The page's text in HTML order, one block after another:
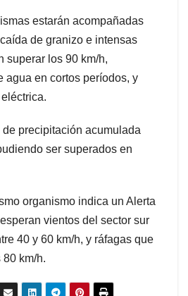
estarán acompañadas
de granizo e intensas
superar los 90 km/h,
agua en cortos períodos, y
precipitación acumulada
ser superados en
organismo indica un Alerta
vientos del sector sur
40 y 60 km/h, y ráfagas que
km/h.